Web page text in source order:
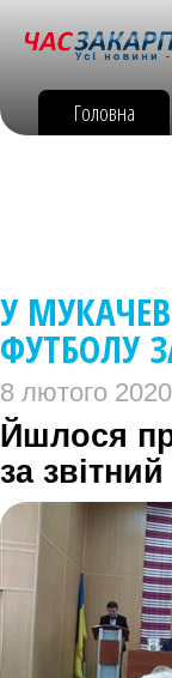
Головна
У
ФУТБОЛУ
8 лютого
Йшлося
за